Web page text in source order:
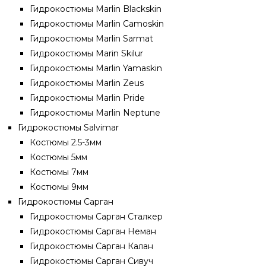
Гидрокостюмы Marlin Blackskin
Гидрокостюмы Marlin Camoskin
Гидрокостюмы Marlin Sarmat
Гидрокостюмы Marin Skilur
Гидрокостюмы Marlin Yamaskin
Гидрокостюмы Marlin Zeus
Гидрокостюмы Marlin Pride
Гидрокостюмы Marlin Neptune
Гидрокостюмы Salvimar
Костюмы 2.5-3мм
Костюмы 5мм
Костюмы 7мм
Костюмы 9мм
Гидрокостюмы Сарган
Гидрокостюмы Сарган Сталкер
Гидрокостюмы Сарган Неман
Гидрокостюмы Сарган Калан
Гидрокостюмы Сарган Сивуч